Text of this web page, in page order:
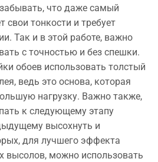
что даже самый
свои тонкости и требует
Так и в этой работе, важно
с точностью и без спешки.
обоев использовать толстый
ведь это основа, которая
нагрузку. Важно также,
к следующему этапу
высохнуть и
для лучшего эффекта
высолов, можно использовать